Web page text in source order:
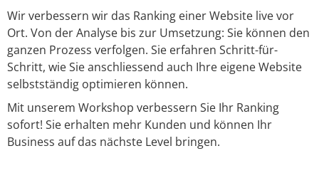
Wir verbessern wir das Ranking einer Website live vor
Ort. Von der Analyse bis zur Umsetzung: Sie können den
ganzen Prozess verfolgen. Sie erfahren Schritt-für-
Schritt, wie Sie anschliessend auch Ihre eigene Website
selbstständig optimieren können.
Mit unserem Workshop verbessern Sie Ihr Ranking
sofort! Sie erhalten mehr Kunden und können Ihr
Business auf das nächste Level bringen.